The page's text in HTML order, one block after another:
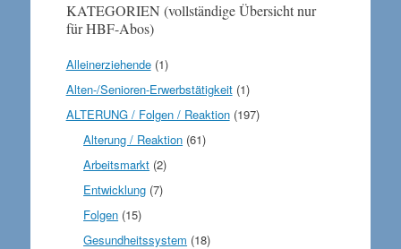
KATEGORIEN (vollständige Übersicht nur
für HBF-Abos)
Alleinerziehende(1)
Alten-/Senioren-Erwerbstätigkeit(1)
ALTERUNG / Folgen / Reaktion(197)
Alterung / Reaktion (61)
Arbeitsmarkt (2)
Entwicklung (7)
Folgen (15)
Gesundheitssystem (18)